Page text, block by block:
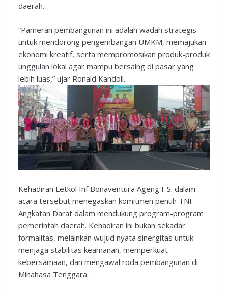
daerah.
“Pameran pembangunan ini adalah wadah strategis
untuk mendorong pengembangan UMKM, memajukan
ekonomi kreatif, serta mempromosikan produk-produk
unggulan lokal agar mampu bersaing di pasar yang
lebih luas,” ujar Ronald Kandoli.
Kehadiran Letkol Inf Bonaventura Ageng F.S. dalam
acara tersebut menegaskan komitmen penuh TNI
Angkatan Darat dalam mendukung program-program
pemerintah daerah. Kehadiran ini bukan sekadar
formalitas, melainkan wujud nyata sinergitas untuk
menjaga stabilitas keamanan, memperkuat
kebersamaan, dan mengawal roda pembangunan di
Minahasa Tenggara.